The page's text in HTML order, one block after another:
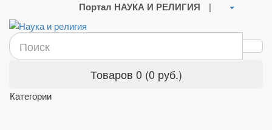
Портал НАУКА И РЕЛИГИЯ |
Товаров 0 (0 руб.)
Категории